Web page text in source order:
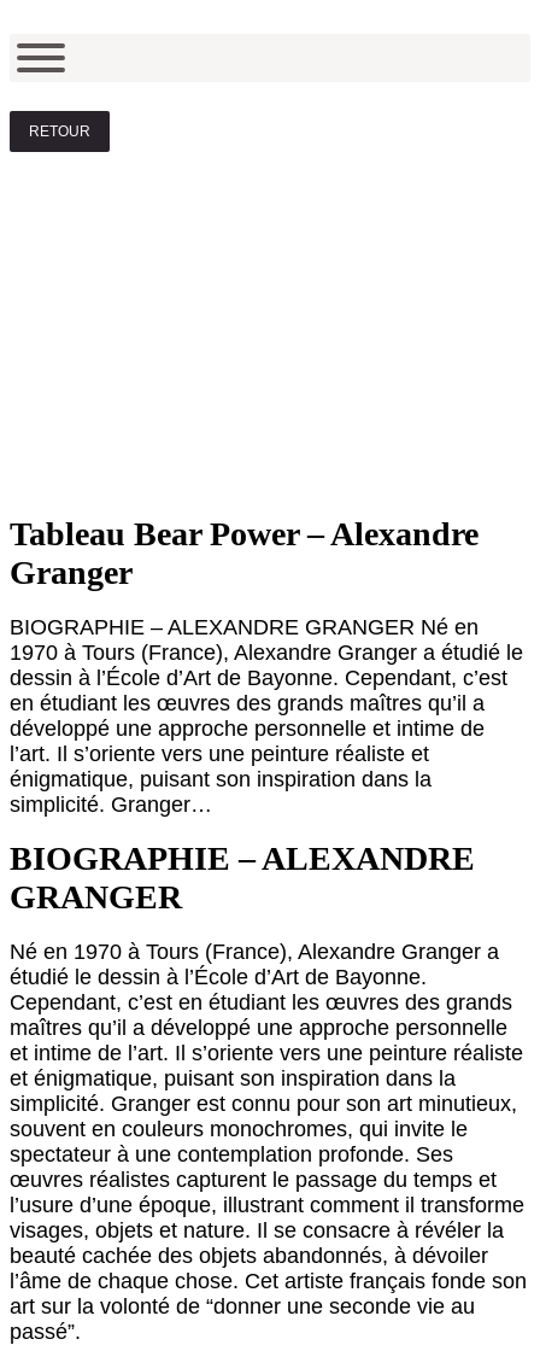
RETOUR
Tableau Bear Power – Alexandre
Granger
BIOGRAPHIE – ALEXANDRE GRANGER Né en
1970 à Tours (France), Alexandre Granger a étudié le
dessin à l’École d’Art de Bayonne. Cependant, c’est
en étudiant les œuvres des grands maîtres qu’il a
développé une approche personnelle et intime de
l’art. Il s’oriente vers une peinture réaliste et
énigmatique, puisant son inspiration dans la
simplicité. Granger…
BIOGRAPHIE – ALEXANDRE
GRANGER
Né en 1970 à Tours (France), Alexandre Granger a
étudié le dessin à l’École d’Art de Bayonne.
Cependant, c’est en étudiant les œuvres des grands
maîtres qu’il a développé une approche personnelle
et intime de l’art. Il s’oriente vers une peinture réaliste
et énigmatique, puisant son inspiration dans la
simplicité. Granger est connu pour son art minutieux,
souvent en couleurs monochromes, qui invite le
spectateur à une contemplation profonde. Ses
œuvres réalistes capturent le passage du temps et
l’usure d’une époque, illustrant comment il transforme
visages, objets et nature. Il se consacre à révéler la
beauté cachée des objets abandonnés, à dévoiler
l’âme de chaque chose. Cet artiste français fonde son
art sur la volonté de “donner une seconde vie au
passé”.